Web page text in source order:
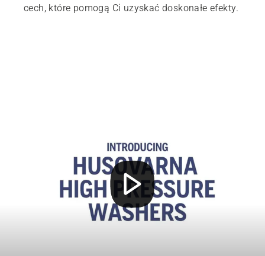
cech, które pomogą Ci uzyskać doskonałe efekty.